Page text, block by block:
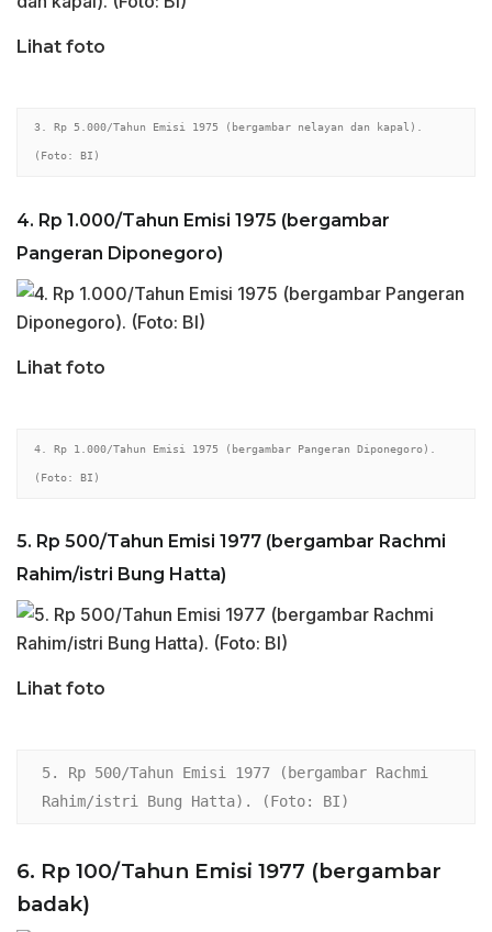
Lihat foto
3. Rp 5.000/Tahun Emisi 1975 (bergambar nelayan dan kapal).
(Foto: BI)
4. Rp 1.000/Tahun Emisi 1975 (bergambar
Pangeran Diponegoro)
Lihat foto
4. Rp 1.000/Tahun Emisi 1975 (bergambar Pangeran Diponegoro).
(Foto: BI)
5. Rp 500/Tahun Emisi 1977 (bergambar Rachmi
Rahim/istri Bung Hatta)
Lihat foto
5. Rp 500/Tahun Emisi 1977 (bergambar Rachmi
Rahim/istri Bung Hatta). (Foto: BI)
6. Rp 100/Tahun Emisi 1977 (bergambar
badak)